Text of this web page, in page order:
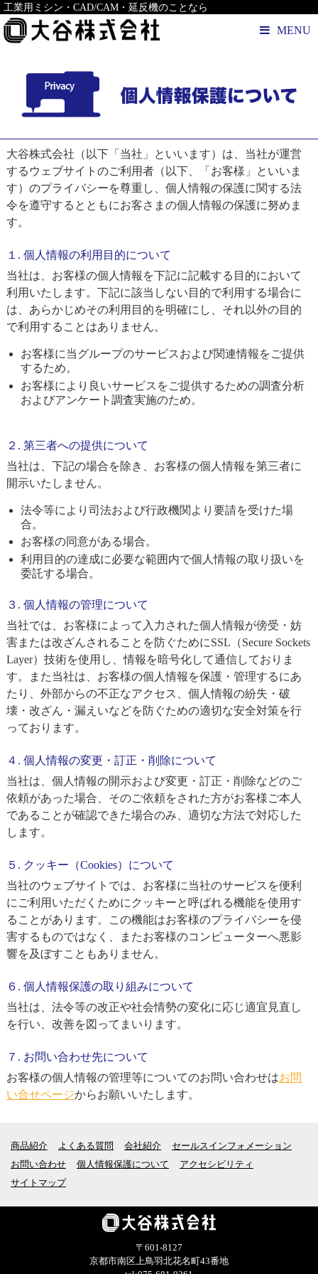
工業用ミシン・CAD/CAM・延反機のことなら
MENU
大谷株式会社（以下「当社」といいます）は、当社が運営
するウェブサイトのご利用者（以下、「お客様」といいま
す）のプライバシーを尊重し、個人情報の保護に関する法
令を遵守するとともにお客さまの個人情報の保護に努めま
す。
１. 個人情報の利用目的について
当社は、お客様の個人情報を下記に記載する目的において
利用いたします。下記に該当しない目的で利用する場合に
は、あらかじめその利用目的を明確にし、それ以外の目的
で利用することはありません。
お客様に当グループのサービスおよび関連情報をご提供
するため。
お客様により良いサービスをご提供するための調査分析
およびアンケート調査実施のため。
２. 第三者への提供について
当社は、下記の場合を除き、お客様の個人情報を第三者に
開示いたしません。
法令等により司法および行政機関より要請を受けた場
合。
お客様の同意がある場合。
利用目的の達成に必要な範囲内で個人情報の取り扱いを
委託する場合。
３. 個人情報の管理について
当社では、お客様によって入力された個人情報が傍受・妨
害または改ざんされることを防ぐためにSSL（Secure Sockets
Layer）技術を使用し、情報を暗号化して通信しておりま
す。また当社は、お客様の個人情報を保護・管理するにあ
たり、外部からの不正なアクセス、個人情報の紛失・破
壊・改ざん・漏えいなどを防ぐための適切な安全対策を行
っております。
４. 個人情報の変更・訂正・削除について
当社は、個人情報の開示および変更・訂正・削除などのご
依頼があった場合、そのご依頼をされた方がお客様ご本人
であることが確認できた場合のみ、適切な方法で対応した
します。
５. クッキー（Cookies）について
当社のウェブサイトでは、お客様に当社のサービスを便利
にご利用いただくためにクッキーと呼ばれる機能を使用す
ることがあります。この機能はお客様のプライバシーを侵
害するものではなく、またお客様のコンピューターへ悪影
響を及ぼすこともありません。
６. 個人情報保護の取り組みについて
当社は、法令等の改正や社会情勢の変化に応じ適宜見直し
を行い、改善を図ってまいります。
７. お問い合わせ先について
お客様の個人情報の管理等についてのお問い合わせはお問
い合せページからお願いいたします。
商品紹介 よくある質問 会社紹介
セールスインフォメーション
お問い合わせ
個人情報保護について
アクセシビリティ
サイトマップ
〒601-8127
京都市南区上鳥羽北花名町43番地